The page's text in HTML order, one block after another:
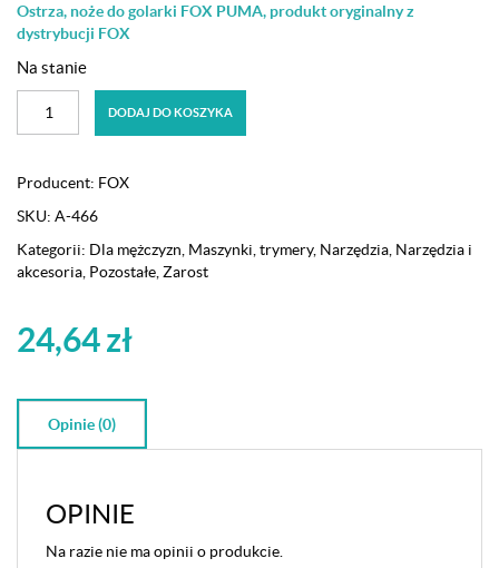
Ostrza, noże do golarki FOX PUMA, produkt oryginalny z
dystrybucji FOX
Na stanie
golarki
PUMA
-
oryginał
DODAJ DO KOSZYKA
Producent: FOX
SKU: A-466
Kategorii: Dla mężczyzn Maszynki, trymery, Narzędzia Narzędzia i
akcesoria Pozostałe Zarost
24,64zł
Opinie (0)
OPINIE
Na razie nie ma opinii o produkcie.